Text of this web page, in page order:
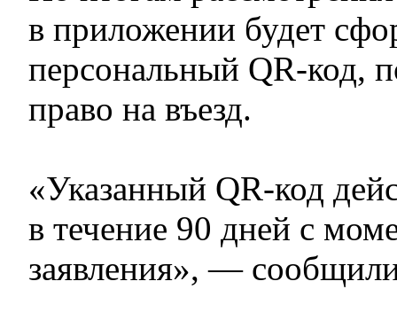
в приложении будет
персональный QR-код,
право на въезд.
«Указанный QR-код
в течение 90 дней с
заявления», —